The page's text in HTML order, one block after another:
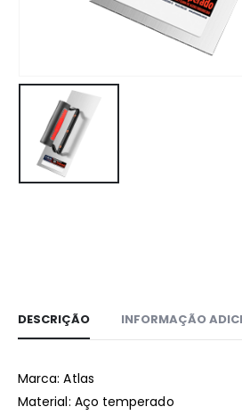
DESCRIÇÃO INFORMAÇÃO
Marca: Atlas
Material: Aço temperado